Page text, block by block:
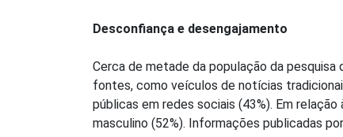
Desconfiança e desengajamento
Cerca de metade da população da
fontes, como veículos de notícias
públicas em redes sociais (43%). Em
masculino (52%). Informações publicadas